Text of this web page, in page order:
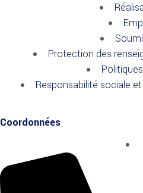
Protection des
Responsabilité sociale
Coordonnées